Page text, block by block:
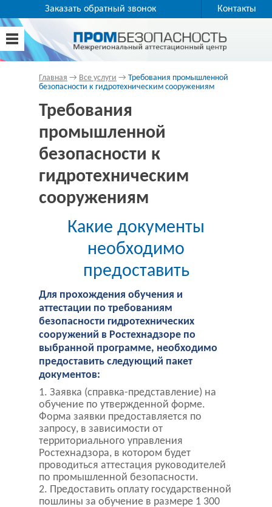
Заказать обратный звонок Контакты
Главная → Все услуги → Требования промышленной
безопасности к гидротехническим сооружениям
Требования
промышленной
безопасности к
гидротехническим
сооружениям
Какие документы
необходимо
предоставить
Для прохождения обучения и
аттестации по требованиям
безопасности гидротехнических
сооружений в Ростехнадзоре по
выбранной программе, необходимо
предоставить следующий пакет
документов:
Заявка (справка-представление) на
обучение по утвержденной форме.
Форма заявки предоставляется по
запросу, в зависимости от
территориального управления
Ростехнадзора, в котором будет
проводиться аттестация руководителей
по промышленной безопасности.
Предоставить оплату государственной
пошлины за обучение в размере 1 300